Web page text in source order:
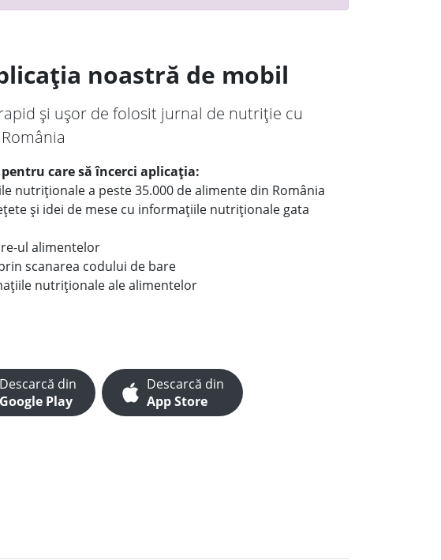
noastră de mobil
și ușor de folosit jurnal de nutriție cu
care să încerci aplicația:
nutriționale a peste 35.000 de alimente din România
și idei de mese cu informațiile nutriționale gata
ul alimentelor
scanarea codului de bare
nutriționale ale alimentelor
Descarcă din
Google Play
Descarcă din
App Store